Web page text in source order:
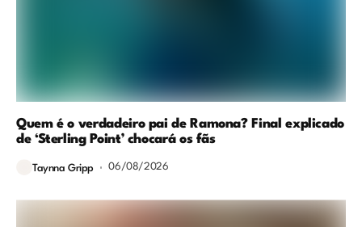
Quem é o verdadeiro pai de Ramona? Final explicado
de ‘Sterling Point’ chocará os fãs
Taynna Gripp 06/08/2026